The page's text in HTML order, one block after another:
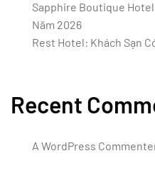
Sapphire Boutique
Năm 2026
Rest Hotel: Khách Sạn
Recent
A WordPress